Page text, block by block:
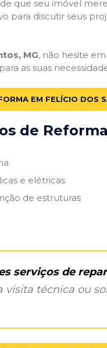
que seu imóvel
para discutir seus
MG, não hesite
as suas
EM FELÍCIO DOS
de
e elétricas
de estruturas
serviços de
técnica ou